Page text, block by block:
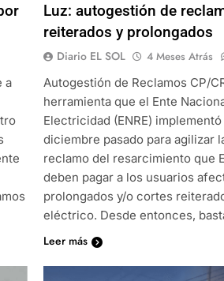
a
Luz: autogestión de
reiterados y prolongados
Diario EL SOL 4 Meses Atrás
Autogestión de Reclamos CP/
herramienta que el Ente
Electricidad (ENRE)
diciembre pasado para agilizar
reclamo del resarcimiento que
deben pagar a los usuarios
prolongados y/o cortes
eléctrico. Desde entonces,
Leer más